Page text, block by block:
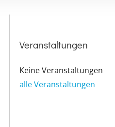
Veranstaltungen
Keine Veranstaltungen
alle Veranstaltungen